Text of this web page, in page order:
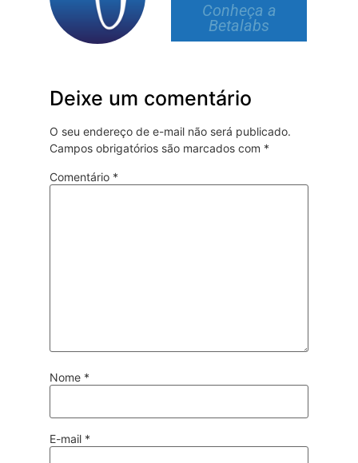
Conheça a
Betalabs
Deixe um comentário
O seu endereço de e-mail não será publicado.
Campos obrigatórios são marcados com *
Comentário *
Nome *
E-mail *